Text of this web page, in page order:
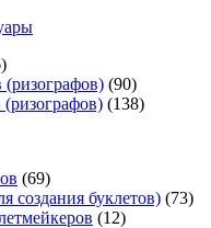
(ризографов) (90)
(138)
(69)
создания буклетов) (73)
(12)